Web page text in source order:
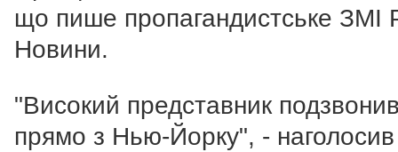
що пише пропагандистське ЗМІ
Новини.
"Високий представник
прямо з Нью-Йорку", - наголосив